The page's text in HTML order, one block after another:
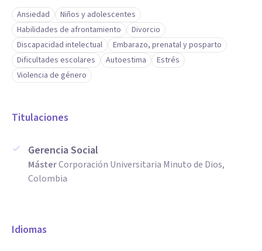
Ansiedad
Niños y adolescentes
Habilidades de afrontamiento
Divorcio
Discapacidad intelectual
Embarazo, prenatal y posparto
Dificultades escolares
Autoestima
Estrés
Violencia de género
Titulaciones
Gerencia Social
MásterCorporación Universitaria Minuto de Dios,
Colombia
Idiomas